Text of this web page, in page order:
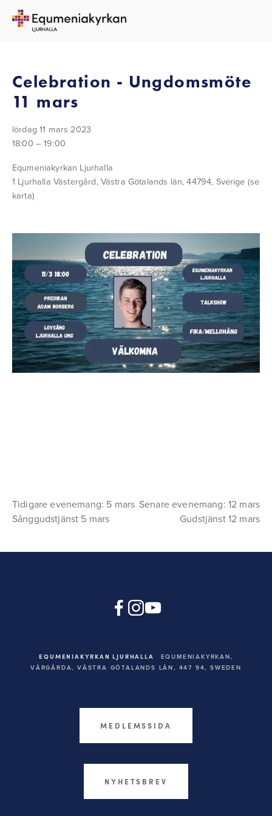
TILLBAKA TILL ALLA EVENEMANG
Celebration - Ungdomsmöte
11 mars
lördag 11 mars 2023
18:00
19:00
Equmeniakyrkan Ljurhalla
1 Ljurhalla Västergård Västra Götalands län, 44794 Sverige (se
karta)
Tidigare evenemang: 5 mars
Sånggudstjänst 5 mars
Senare evenemang: 12 mars
Gudstjänst 12 mars
EQUMENIAKYRKAN LJURHALLA
EQUMENIAKYRKAN,
VÅRGÅRDA, VÄSTRA GÖTALANDS LÄN, 447 94, SWEDEN
MEDLEMSSIDA
NYHETSBREV